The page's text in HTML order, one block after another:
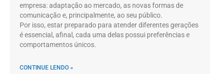
empresa: adaptação ao mercado, as novas formas de
comunicação e, principalmente, ao seu público.
Por isso, estar preparado para atender diferentes gerações
é essencial, afinal, cada uma delas possui preferências e
comportamentos únicos.
CONTINUE LENDO »